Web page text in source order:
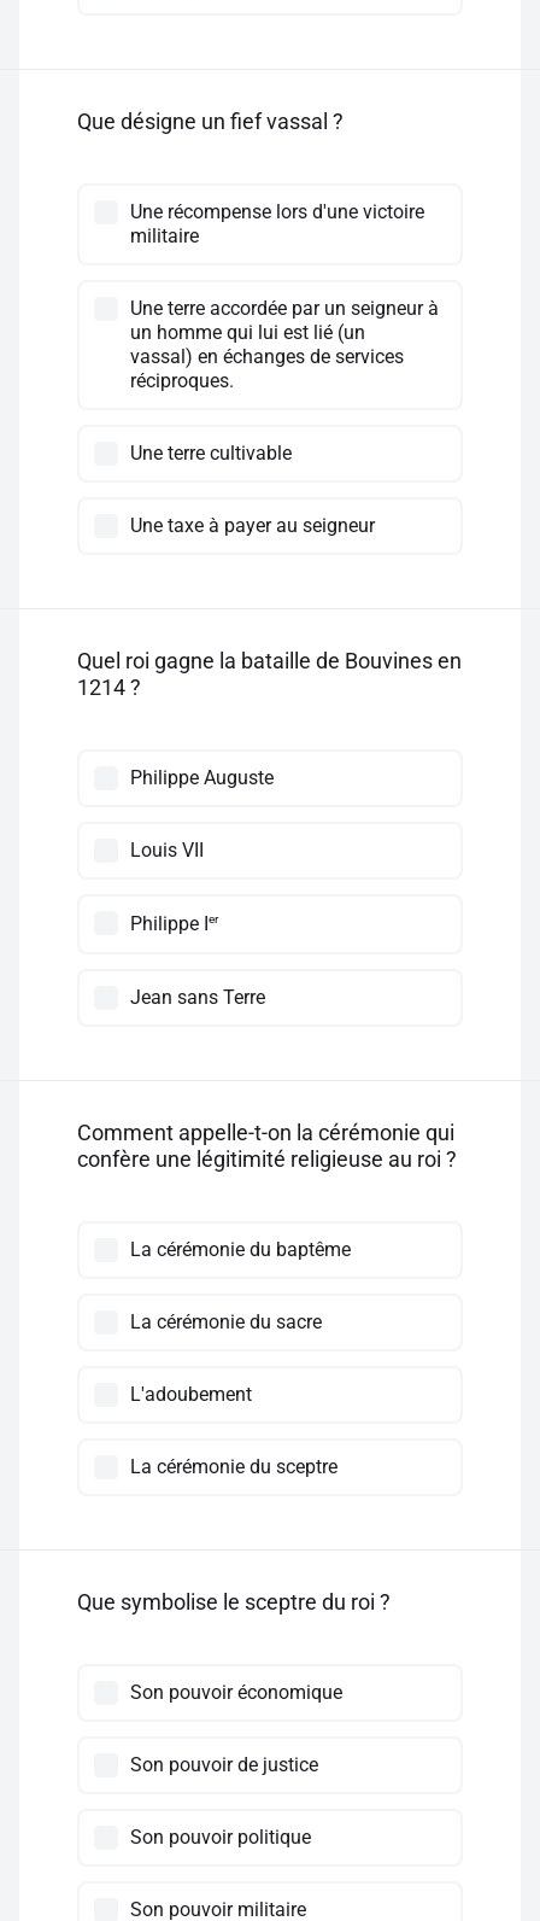
Que désigne un fief vassal ?
Une récompense lors d'une victoire
militaire
Une terre accordée par un seigneur à
un homme qui lui est lié (un
vassal) en échanges de services
réciproques.
Une terre cultivable
Une taxe à payer au seigneur
Quel roi gagne la bataille de Bouvines en
1214 ?
Philippe Auguste
Louis VII
Philippe I er
Jean sans Terre
Comment appelle-t-on la cérémonie qui
confère une légitimité religieuse au roi ?
La cérémonie du baptême
La cérémonie du sacre
L'adoubement
La cérémonie du sceptre
Que symbolise le sceptre du roi ?
Son pouvoir économique
Son pouvoir de justice
Son pouvoir politique
Son pouvoir militaire